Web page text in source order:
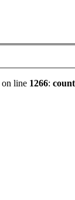
on line 1266: